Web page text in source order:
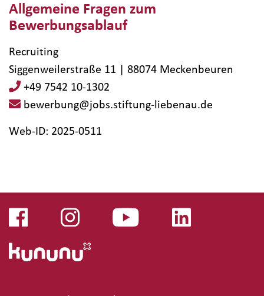
Allgemeine Fragen zum
Bewerbungsablauf
Recruiting
Siggenweilerstraße 11 | 88074 Meckenbeuren
+49 7542 10-1302
bewerbung@jobs.stiftung-liebenau.de
Web-ID: 2025-0511